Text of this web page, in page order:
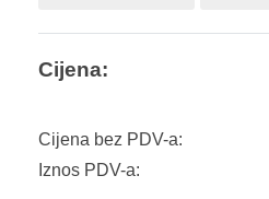
Cijena:
Cijena bez PDV-a:
Iznos PDV-a: